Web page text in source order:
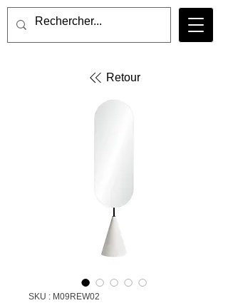
Retour
SKU : M09REW02